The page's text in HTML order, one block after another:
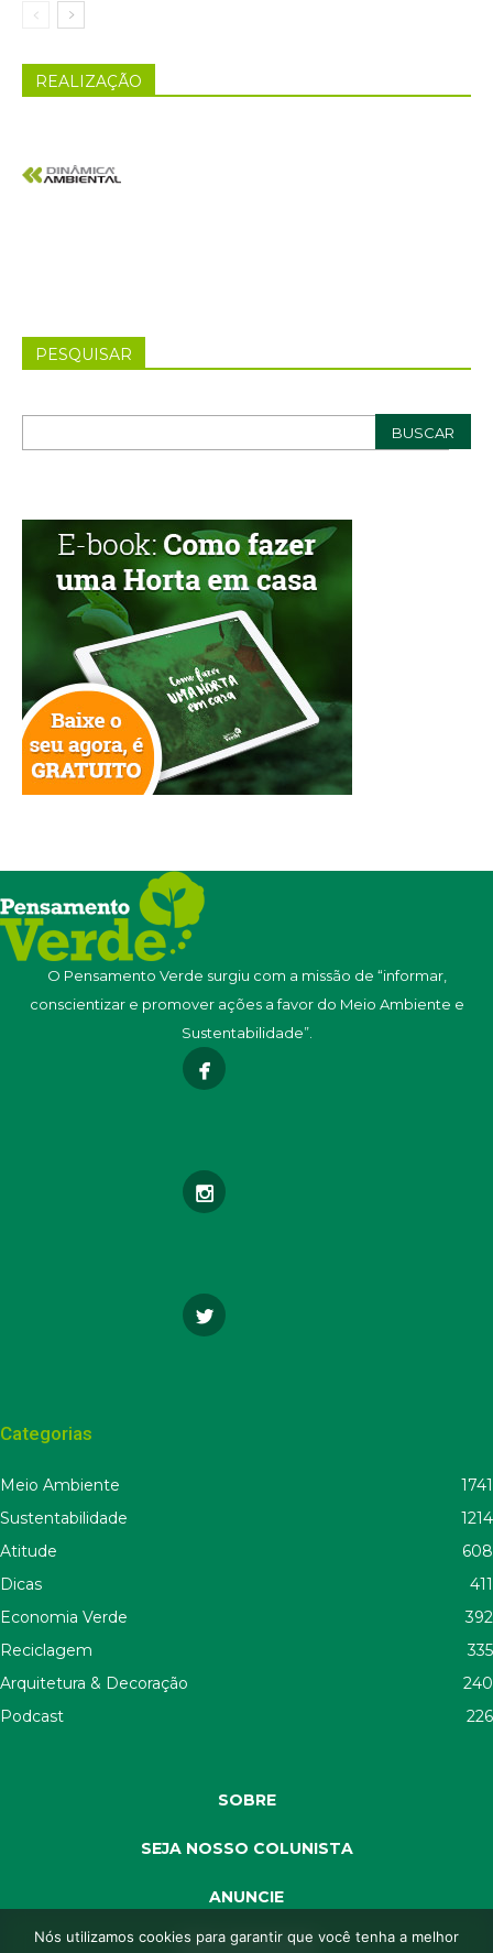
REALIZAÇÃO
PESQUISAR
O Pensamento Verde surgiu com a missão de “informar,
conscientizar e promover ações a favor do Meio Ambiente e
Sustentabilidade”.
Categorias
Meio Ambiente
1741
Sustentabilidade
1214
Atitude
608
Dicas
411
Economia Verde
392
Reciclagem
335
Arquitetura & Decoração
240
Podcast
226
SOBRE
SEJA NOSSO COLUNISTA
ANUNCIE
SEJA APOIADOR
Nós utilizamos cookies para garantir que você tenha a melhor